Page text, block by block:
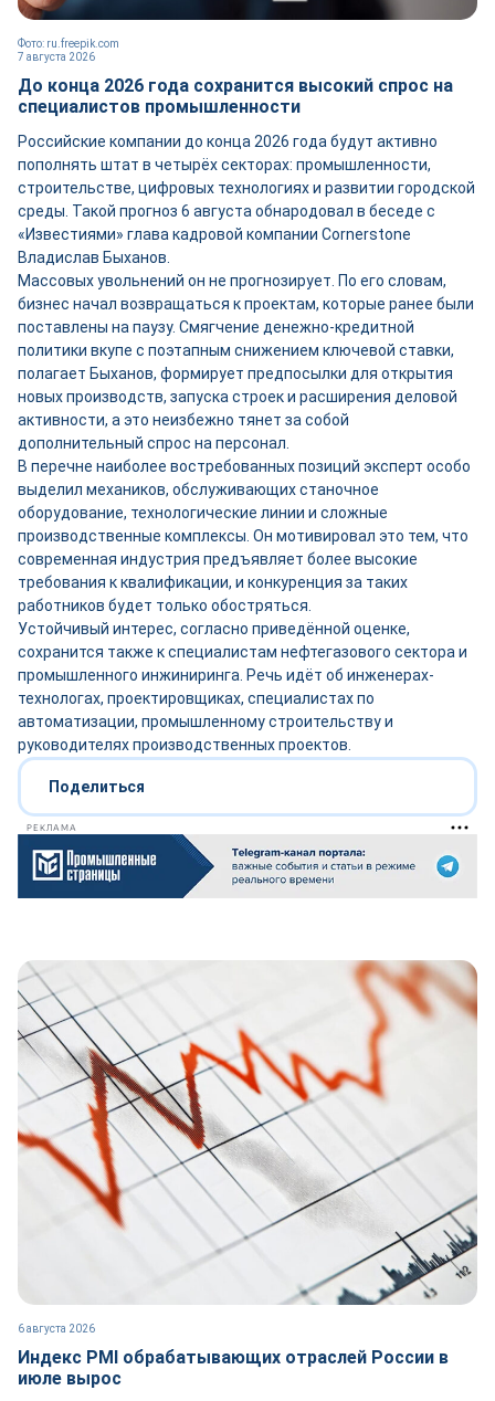
7 августа 2026
Фото: ru.freepik.com
До конца 2026 года сохранится высокий спрос на
специалистов промышленности
Российские компании до конца 2026 года будут активно
пополнять штат в четырёх секторах: промышленности,
строительстве, цифровых технологиях и развитии городской
среды. Такой прогноз 6 августа обнародовал в беседе с
«Известиями» глава кадровой компании Cornerstone
Владислав Быханов.
Массовых увольнений он не прогнозирует. По его словам,
бизнес начал возвращаться к проектам, которые ранее были
поставлены на паузу. Смягчение денежно-кредитной
политики вкупе с поэтапным снижением ключевой ставки,
полагает Быханов, формирует предпосылки для открытия
новых производств, запуска строек и расширения деловой
активности, а это неизбежно тянет за собой
дополнительный спрос на персонал.
В перечне наиболее востребованных позиций эксперт особо
выделил механиков, обслуживающих станочное
оборудование, технологические линии и сложные
производственные комплексы. Он мотивировал это тем, что
современная индустрия предъявляет более высокие
требования к квалификации, и конкуренция за таких
работников будет только обостряться.
Устойчивый интерес, согласно приведённой оценке,
сохранится также к специалистам нефтегазового сектора и
промышленного инжиниринга. Речь идёт об инженерах-
технологах, проектировщиках, специалистах по
автоматизации, промышленному строительству и
руководителях производственных проектов.
Поделиться
РЕКЛАМА
6 августа 2026
Индекс PMI обрабатывающих отраслей России в
июле вырос